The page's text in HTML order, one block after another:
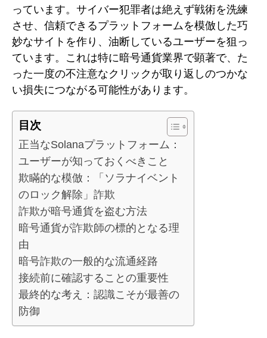
っています。サイバー犯罪者は絶えず戦術を洗練
させ、信頼できるプラットフォームを模倣した巧
妙なサイトを作り、油断しているユーザーを狙っ
ています。これは特に暗号通貨業界で顕著で、た
った一度の不注意なクリックが取り返しのつかな
い損失につながる可能性があります。
目次
正当なSolanaプラットフォーム：
ユーザーが知っておくべきこと
欺瞞的な模倣：「ソラナイベント
のロック解除」詐欺
詐欺が暗号通貨を盗む方法
暗号通貨が詐欺師の標的となる理
由
暗号詐欺の一般的な流通経路
接続前に確認することの重要性
最終的な考え：認識こそが最善の
防御